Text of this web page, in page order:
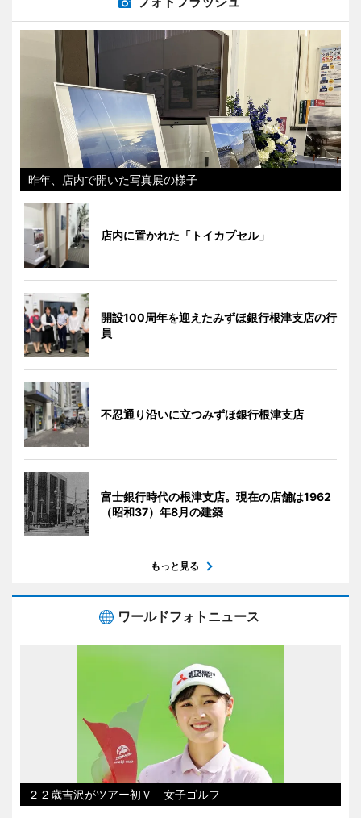
昨年、店内で開いた写真展の様子
店内に置かれた「トイカプセル」
開設100周年を迎えたみずほ銀行根津支店の行
員
不忍通り沿いに立つみずほ銀行根津支店
富士銀行時代の根津支店。現在の店舗は1962
（昭和37）年8月の建築
もっと見る
ワールドフォトニュース
２２歳吉沢がツアー初Ｖ 女子ゴルフ